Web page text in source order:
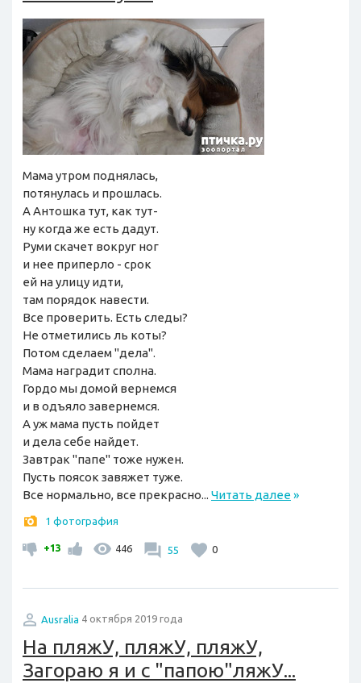
Мама утром поднялась,
потянулась и прошлась.
А Антошка тут, как тут-
ну когда же есть дадут.
Руми скачет вокруг ног
и нее приперло - срок
ей на улицу идти,
там порядок навести.
Все проверить. Есть следы?
Не отметились ль коты?
Потом сделаем "дела".
Мама наградит сполна.
Гордо мы домой вернемся
и в одъяло завернемся.
А уж мама пусть пойдет
и дела себе найдет.
Завтрак "папе" тоже нужен.
Пусть поясок завяжет туже.
Все нормально, все прекрасно... Читать далее»
1 фотография
+13 446 55 0
Ausralia 4 октября 2019 года
На пляжУ, пляжУ, пляжУ,
Загораю я и с "папою"ляжУ...